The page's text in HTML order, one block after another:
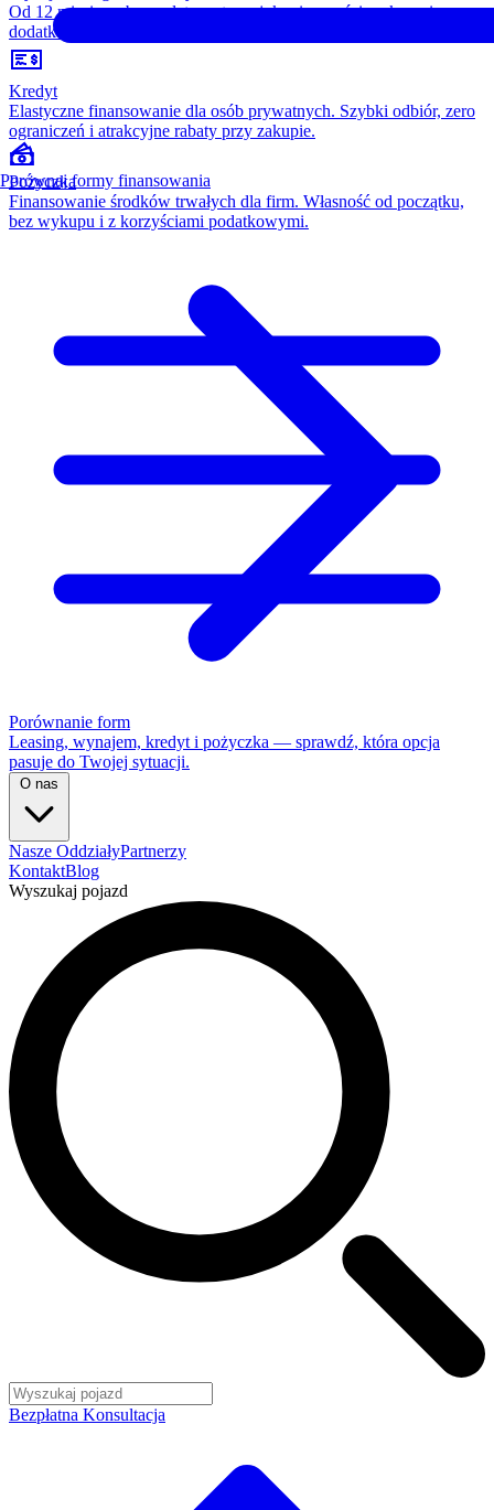
Od 12 miesięcy, bez opłaty wstępnej, konieczności wykupu i
dodatkowych kosztów. Wszystko w cenie raty.
Kredyt
Elastyczne finansowanie dla osób prywatnych. Szybki odbiór, zero
ograniczeń i atrakcyjne rabaty przy zakupie.
Pożyczka
Finansowanie środków trwałych dla firm. Własność od początku,
bez wykupu i z korzyściami podatkowymi.
Porównanie form
Leasing, wynajem, kredyt i pożyczka — sprawdź, która opcja
pasuje do Twojej sytuacji.
O nas
Nasze OddziałyPartnerzy
KontaktBlog
Wyszukaj pojazd
Bezpłatna Konsultacja
Porównaj formy finansowania